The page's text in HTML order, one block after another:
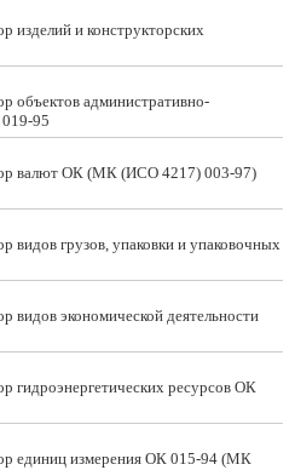
изделий и конструкторских
объектов административно-
95
валют ОК (МК (ИСО 4217) 003-97)
видов грузов, упаковки и упаковочных
видов экономической деятельности
гидроэнергетических ресурсов ОК
единиц измерения ОК 015-94 (МК